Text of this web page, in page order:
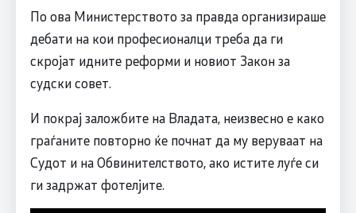
По ова Министерството за правда организираше
дебати на кои професионалци треба да ги
скројат идните реформи и новиот Закон за
судски совет.
И покрај заложбите на Владата, неизвесно е како
граѓаните повторно ќе почнат да му веруваат на
Судот и на Обвинителството, ако истите луѓе си
ги задржат фотелјите.